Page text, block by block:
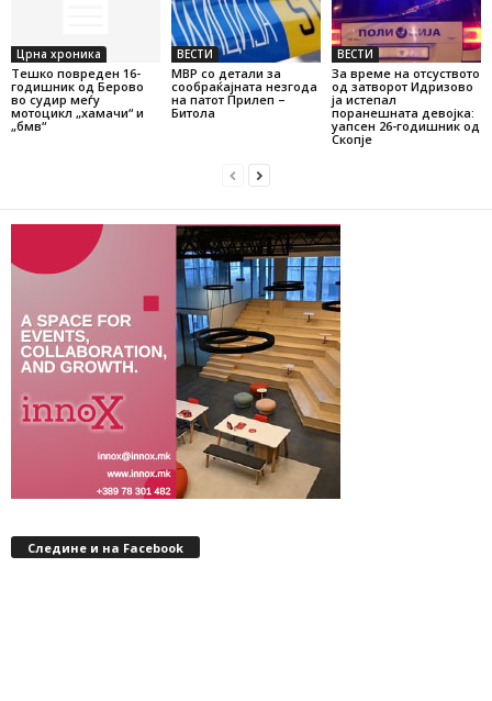
Црна хроника
Тешко повреден 16-
годишник од Берово
во судир меѓу
мотоцикл „хамачи“ и
„бмв“
ВЕСТИ
МВР со детали за
сообраќајната незгода
на патот Прилеп –
Битола
ВЕСТИ
За време на отсуството
од затворот Идризово
ја истепал
поранешната девојка:
уапсен 26-годишник од
Скопје
Следине и на Facebook